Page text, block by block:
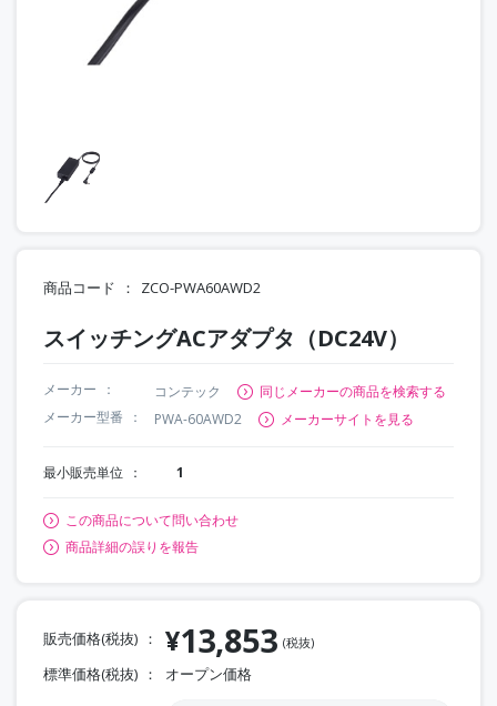
商品コード ZCO-PWA60AWD2
スイッチングACアダプタ（DC24V）
メーカー コンテック
同じメーカーの商品を検索する
メーカー型番
PWA-60AWD2 メーカーサイトを見る
最小販売単位 1
この商品について問い合わせ
商品詳細の誤りを報告
販売価格(税抜) ¥13,853 (税抜)
標準価格(税抜) オープン価格